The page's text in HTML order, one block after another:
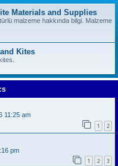
Materials and Supplies
malzeme hakkında bilgi. Malzeme
Kites
11:25 am
1 2
pm
1 2 3